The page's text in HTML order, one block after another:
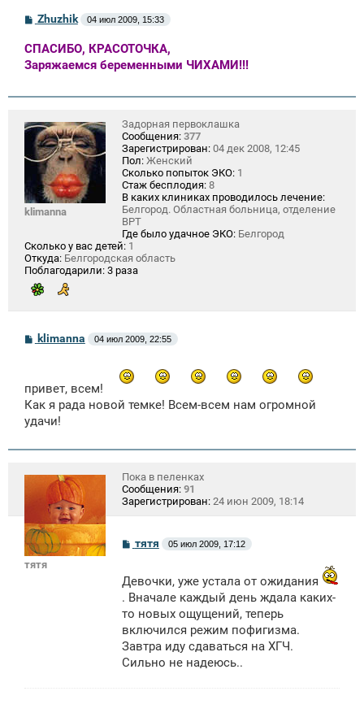
С
б
щ
е
и
Zhuzhik 04 июл 2009, 15:33
СПАСИБО, КРАСОТОЧКА,
Заряжаемся беременными ЧИХАМИ!!!
klimanna
Задорная первоклашка
Сообщения: 377
Зарегистрирован: 04 дек 2008, 12:45
Пол: Женский
Сколько попыток ЭКО: 1
Стаж бесплодия: 8
В каких клиниках проводилось лечение:
Белгород. Областная больница, отделение
ВРТ
Где было удачное ЭКО: Белгород
Сколько у вас детей: 1
Откуда: Белгородская область
Поблагодарили: 3 раза
С
е
н
и
е
klimanna 04 июл 2009, 22:55
привет, всем!
Как я рада новой темке! Всем-всем нам огромной
удачи!
тятя
Пока в пеленках
Сообщения: 91
Зарегистрирован: 24 июн 2009, 18:14
С
щ
е
н
и
е
тятя 05 июл 2009, 17:12
Девочки, уже устала от ожидания
. Вначале каждый день ждала каких-
то новых ощущений, теперь
включился режим пофигизма.
Завтра иду сдаваться на ХГЧ.
Сильно не надеюсь..